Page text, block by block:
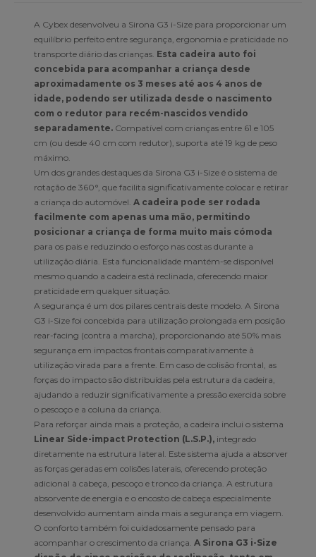
A Cybex desenvolveu a Sirona G3 i-Size para proporcionar um
equilíbrio perfeito entre segurança, ergonomia e praticidade no
transporte diário das crianças. Esta cadeira auto foi
concebida para acompanhar a criança desde
aproximadamente os 3 meses até aos 4 anos de
idade, podendo ser utilizada desde o nascimento
com o redutor para recém-nascidos vendido
separadamente. Compatível com crianças entre 61 e 105
cm (ou desde 40 cm com redutor), suporta até 19 kg de peso
máximo.
Um dos grandes destaques da Sirona G3 i-Size é o sistema de
rotação de 360°, que facilita significativamente colocar e retirar
a criança do automóvel. A cadeira pode ser rodada
facilmente com apenas uma mão, permitindo
posicionar a criança de forma muito mais cómoda
para os pais e reduzindo o esforço nas costas durante a
utilização diária. Esta funcionalidade mantém-se disponível
mesmo quando a cadeira está reclinada, oferecendo maior
praticidade em qualquer situação.
A segurança é um dos pilares centrais deste modelo. A Sirona
G3 i-Size foi concebida para utilização prolongada em posição
rear-facing (contra a marcha), proporcionando até 50% mais
segurança em impactos frontais comparativamente à
utilização virada para a frente. Em caso de colisão frontal, as
forças do impacto são distribuídas pela estrutura da cadeira,
ajudando a reduzir significativamente a pressão exercida sobre
o pescoço e a coluna da criança.
Para reforçar ainda mais a proteção, a cadeira inclui o sistema
Linear Side-impact Protection (L.S.P.), integrado
diretamente na estrutura lateral. Este sistema ajuda a absorver
as forças geradas em colisões laterais, oferecendo proteção
adicional à cabeça, pescoço e tronco da criança. A estrutura
absorvente de energia e o encosto de cabeça especialmente
desenvolvido aumentam ainda mais a segurança em viagem.
O conforto também foi cuidadosamente pensado para
acompanhar o crescimento da criança. A Sirona G3 i-Size